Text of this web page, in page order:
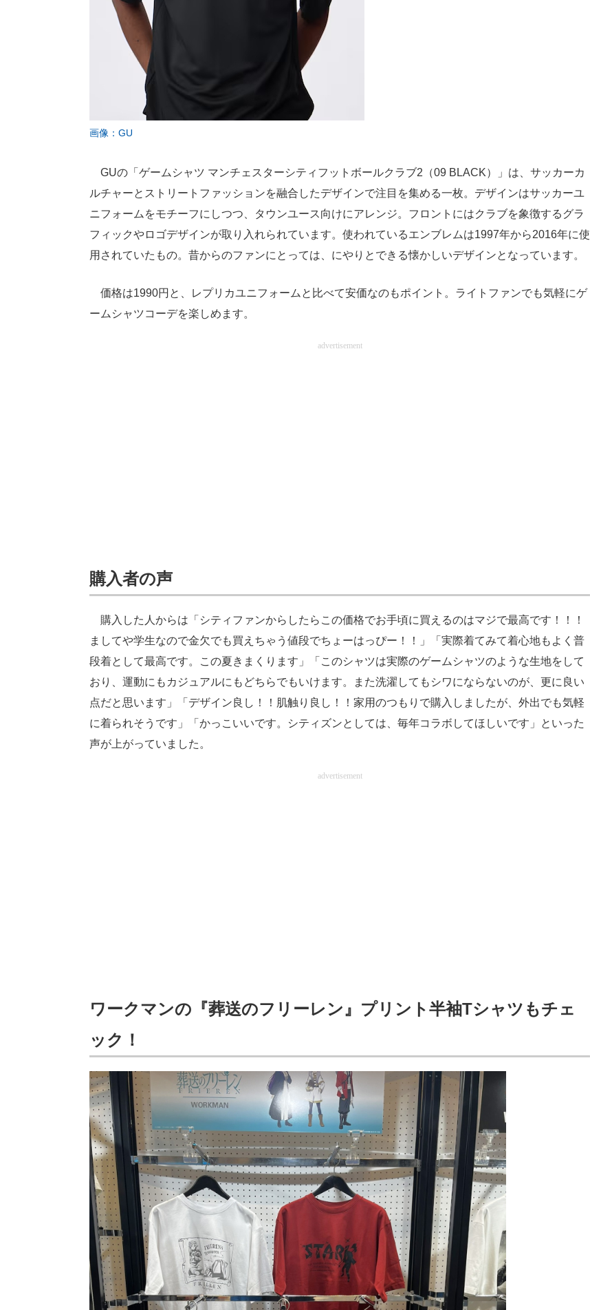
画像：GU
GUの「ゲームシャツ マンチェスターシティフットボールクラブ2（09 BLACK）」は、サッカーカ
ルチャーとストリートファッションを融合したデザインで注目を集める一枚。デザインはサッカーユ
ニフォームをモチーフにしつつ、タウンユース向けにアレンジ。フロントにはクラブを象徴するグラ
フィックやロゴデザインが取り入れられています。使われているエンブレムは1997年から2016年に使
用されていたもの。昔からのファンにとっては、にやりとできる懐かしいデザインとなっています。
価格は1990円と、レプリカユニフォームと比べて安価なのもポイント。ライトファンでも気軽にゲ
ームシャツコーデを楽しめます。
advertisement
購入者の声
購入した人からは「シティファンからしたらこの価格でお手頃に買えるのはマジで最高です！！！
ましてや学生なので金欠でも買えちゃう値段でちょーはっぴー！！」「実際着てみて着心地もよく普
段着として最高です。この夏きまくります」「このシャツは実際のゲームシャツのような生地をして
おり、運動にもカジュアルにもどちらでもいけます。また洗濯してもシワにならないのが、更に良い
点だと思います」「デザイン良し！！肌触り良し！！家用のつもりで購入しましたが、外出でも気軽
に着られそうです」「かっこいいです。シティズンとしては、毎年コラボしてほしいです」といった
声が上がっていました。
advertisement
ワークマンの『葬送のフリーレン』プリント半袖Tシャツもチェ
ック！